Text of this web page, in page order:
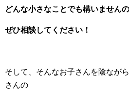
どんな小さなことでも構いません
ぜひ相談してください！
そして、そんなお子さんを陰なが
さんの